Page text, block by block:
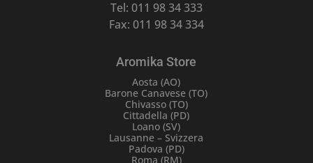
Tel: 011 98 34 333
Fax: 011 98 34 334
Aromika Store
Aosta (AO)
Barone Canavese (TO)
Chivasso (TO)
Cittadella (PD)
Loano (SV)
Lausanne – Svizzera
Padova (PD)
Roma (RM)